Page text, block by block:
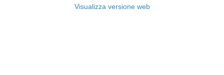
Visualizza versione web